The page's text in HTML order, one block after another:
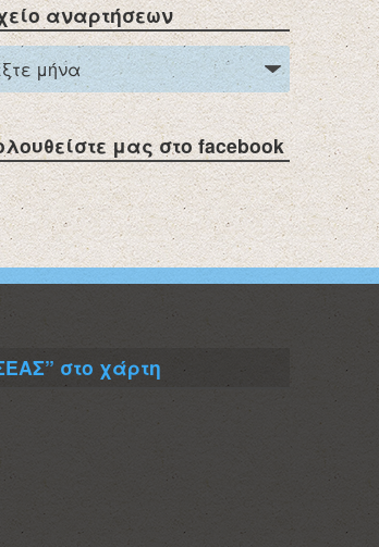
αναρτήσεων
μας στο facebook
στο χάρτη